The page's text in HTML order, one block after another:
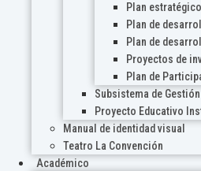
Plan
Plan de
Plan de
Proyectos de
Plan de
Subsistema de Gestión
Proyecto Educativo
Manual de identidad visual
Teatro La Convención
Académico